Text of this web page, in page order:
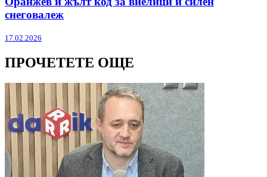
снеговалеж
17.02.2026
ПРОЧЕТЕТЕ ОЩЕ